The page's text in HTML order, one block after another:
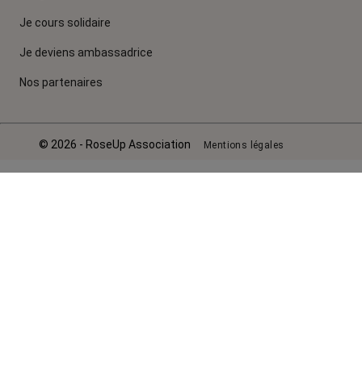
Je cours solidaire
Je deviens ambassadrice
Nos partenaires
© 2026 - RoseUp Association Mentions légales